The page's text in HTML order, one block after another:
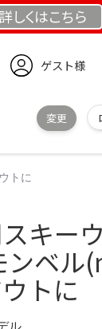
詳しくはこちら
ゲスト様
変更
トに
キー
ンベ
トに
ル